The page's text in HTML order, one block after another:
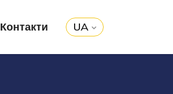
Контакти UA